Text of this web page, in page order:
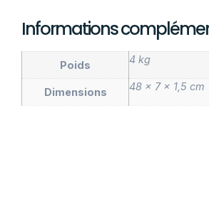
Informations
Poids 4 kg
Dimensions 48 × 7 × 1,5 cm